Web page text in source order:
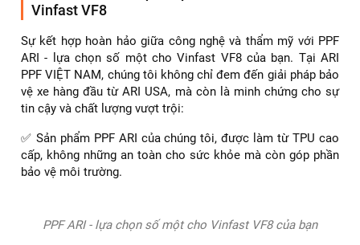
Vinfast VF8
Sự kết hợp hoàn hảo giữa công nghệ và thẩm mỹ với PPF
ARI - lựa chọn số một cho Vinfast VF8 của bạn. Tại ARI
PPF VIỆT NAM, chúng tôi không chỉ đem đến giải pháp bảo
vệ xe hàng đầu từ ARI USA, mà còn là minh chứng cho sự
tin cậy và chất lượng vượt trội:
✅ Sản phẩm PPF ARI của chúng tôi, được làm từ TPU cao
cấp, không những an toàn cho sức khỏe mà còn góp phần
bảo vệ môi trường.
PPF ARI - lựa chọn số một cho Vinfast VF8 của bạn